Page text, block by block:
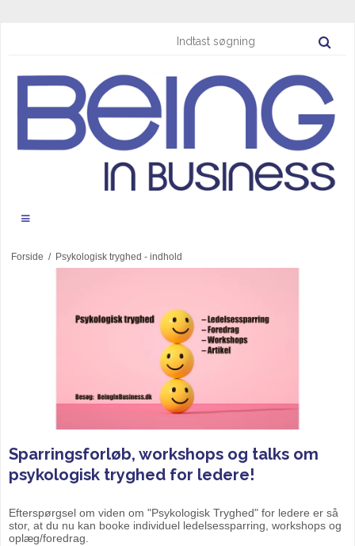
Forside / Psykologisk tryghed - indhold
Sparringsforløb, workshops og talks om
psykologisk tryghed for ledere!
Efterspørgsel om viden om "Psykologisk Tryghed" for ledere er så
stor, at du nu kan booke individuel ledelsessparring, workshops og
oplæg/foredrag.